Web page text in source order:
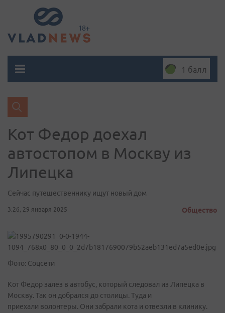
1 балл
Кот Федор доехал
автостопом в Москву из
Липецка
Сейчас путешественнику ищут новый дом
3:26, 29 января 2025 Общество
Фото: Соцсети
Кот Федор залез в автобус, который следовал из Липецка в
Москву. Так он добрался до столицы. Туда и
приехали волонтеры. Они забрали кота и отвезли в клинику.